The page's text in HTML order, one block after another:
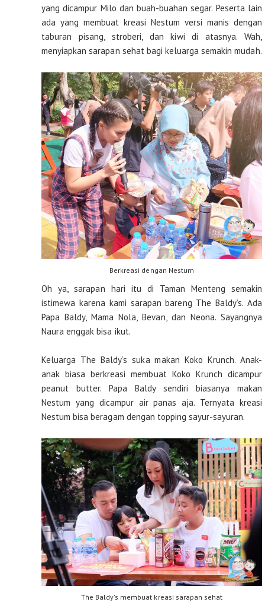
yang dicampur Milo dan buah-buahan segar. Peserta lain
ada yang membuat kreasi Nestum versi manis dengan
taburan pisang, stroberi, dan kiwi di atasnya. Wah,
menyiapkan sarapan sehat bagi keluarga semakin mudah.
Berkreasi dengan Nestum
Oh ya, sarapan hari itu di Taman Menteng semakin
istimewa karena kami sarapan bareng The Baldy’s. Ada
Papa Baldy, Mama Nola, Bevan, dan Neona. Sayangnya
Naura enggak bisa ikut.
Keluarga The Baldy’s suka makan Koko Krunch. Anak-
anak biasa berkreasi membuat Koko Krunch dicampur
peanut butter. Papa Baldy sendiri biasanya makan
Nestum yang dicampur air panas aja. Ternyata kreasi
Nestum bisa beragam dengan topping sayur-sayuran.
The Baldy's membuat kreasi sarapan sehat